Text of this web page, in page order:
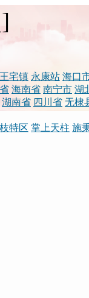
]
王宅镇 永康站 海口
海南省 南宁市 湖
湖南省 四川省 无棣
特区 掌上天柱 施